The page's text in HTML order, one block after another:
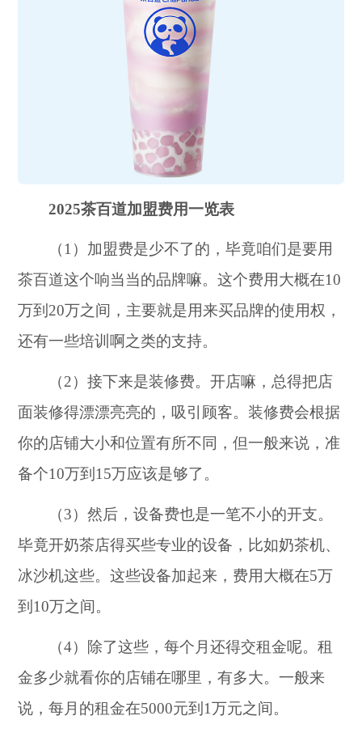
2025茶百道加盟费用一览表
（1）加盟费是少不了的，毕竟咱们是要用
茶百道这个响当当的品牌嘛。这个费用大概在10
万到20万之间，主要就是用来买品牌的使用权，
还有一些培训啊之类的支持。
（2）接下来是装修费。开店嘛，总得把店
面装修得漂漂亮亮的，吸引顾客。装修费会根据
你的店铺大小和位置有所不同，但一般来说，准
备个10万到15万应该是够了。
（3）然后，设备费也是一笔不小的开支。
毕竟开奶茶店得买些专业的设备，比如奶茶机、
冰沙机这些。这些设备加起来，费用大概在5万
到10万之间。
（4）除了这些，每个月还得交租金呢。租
金多少就看你的店铺在哪里，有多大。一般来
说，每月的租金在5000元到1万元之间。